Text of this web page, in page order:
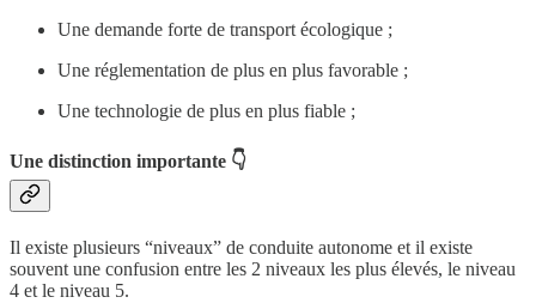
Une demande forte de transport écologique ;
Une réglementation de plus en plus favorable ;
Une technologie de plus en plus fiable ;
Une distinction importante 👇
Il existe plusieurs “niveaux” de conduite autonome et il existe
souvent une confusion entre les 2 niveaux les plus élevés, le niveau
4 et le niveau 5.